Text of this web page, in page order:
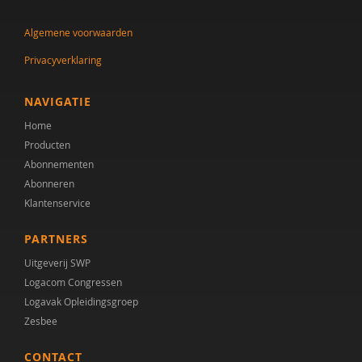
Claudine Dietz
Fabiana Engelsbel
Eveline van Geuns
Lieke Godschalk van Steenbergen
Lode Gouwke
Lode Gouwkens
Marian Hansen
Simone Hein
Chantal van den Helder
Cor Hoffer
Algemene voorwaarden
Privacyverklaring
NAVIGATIE
Home
Producten
Abonnementen
Abonneren
Klantenservice
PARTNERS
Uitgeverij SWP
Logacom Congressen
Logavak Opleidingsgroep
Zesbee
CONTACT